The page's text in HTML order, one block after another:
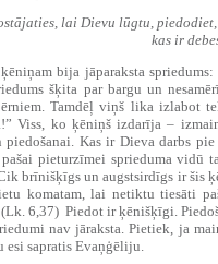
lai Dievu lūgtu,
kas ir
bija jāparaksta
šķita par bargu un
Tamdēļ viņš lika izlabot
Viss, ko ķēniņš izdarīja –
piedošanai. Kas ir Dieva darbs
pieturzīmei sprieduma vidū
brīnišķīgs un augstsirdīgs ir šis
komatam, lai netiktu tiesāti
6,37) Piedot ir ķēnišķīgi.
nav jāraksta. Pietiek, ja
esi sapratis Evaņģēliju.